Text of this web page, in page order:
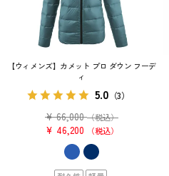
【ウィメンズ】カメット プロ ダウン フーデ
ィ
5.0 （3）
¥ 66,000 （税込）
¥ 46,200 税込